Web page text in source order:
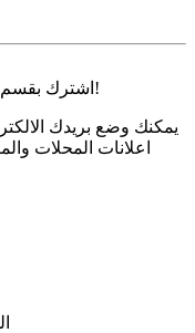
اشترك بقسم اعلانات المحلات والمكاتب التجارية مجاناً!
يمكنك وضع بريدك
اعلانات المحلات